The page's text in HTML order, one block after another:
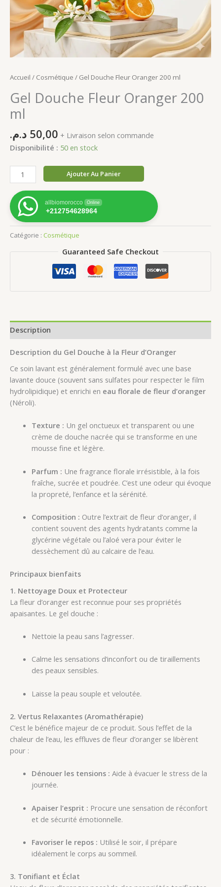
Accueil / Cosmétique / Gel Douche Fleur Oranger 200 ml
Gel Douche Fleur Oranger 200
ml
50,00 د.م.
+ Livraison selon commande
Disponibilité : 50 en stock
quantité
de
Gel
Douche
Fleur
Oranger
200
ml
Ajouter Au Panier
allbiomorocco Online
+212754628964
Catégorie : Cosmétique
Guaranteed Safe Checkout
Description
Description du Gel Douche à la Fleur d’Oranger
Ce soin lavant est généralement formulé avec une base
lavante douce (souvent sans sulfates pour respecter le film
hydrolipidique) et enrichi en eau florale de fleur d’oranger
(Néroli).
Texture : Un gel onctueux et transparent ou une
crème de douche nacrée qui se transforme en une
mousse fine et légère.
Parfum : Une fragrance florale irrésistible, à la fois
fraîche, sucrée et poudrée. C’est une odeur qui évoque
la propreté, l’enfance et la sérénité.
Composition : Outre l’extrait de fleur d’oranger, il
contient souvent des agents hydratants comme la
glycérine végétale ou l’aloé vera pour éviter le
dessèchement dû au calcaire de l’eau.
Principaux bienfaits
1. Nettoyage Doux et Protecteur
La fleur d’oranger est reconnue pour ses propriétés
apaisantes. Le gel douche :
Nettoie la peau sans l’agresser.
Calme les sensations d’inconfort ou de tiraillements
des peaux sensibles.
Laisse la peau souple et veloutée.
2. Vertus Relaxantes (Aromathérapie)
C’est le bénéfice majeur de ce produit. Sous l’effet de la
chaleur de l’eau, les effluves de fleur d’oranger se libèrent
pour :
Dénouer les tensions : Aide à évacuer le stress de la
journée.
Apaiser l’esprit : Procure une sensation de réconfort
et de sécurité émotionnelle.
Favoriser le repos : Utilisé le soir, il prépare
idéalement le corps au sommeil.
3. Tonifiant et Éclat